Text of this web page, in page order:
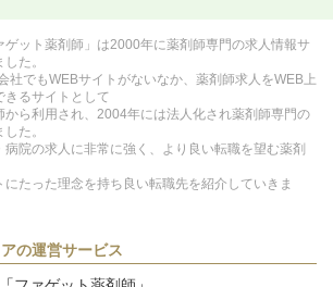
ット薬剤師」は2000年に薬剤師専門の求人情報サ
た。
社でもWEBサイトがないなか、薬剤師求人をWEB上
きるサイトとして
から利用され、2004年には法人化され薬剤師専門の
た。
院の求人に非常に強く、より良い転職を望む薬剤
たった理念を持ち良い転職先を紹介していきま
の運営サービス